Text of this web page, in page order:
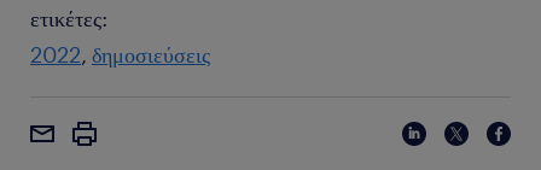
ετικέτες:
2022 δημοσιεύσεις